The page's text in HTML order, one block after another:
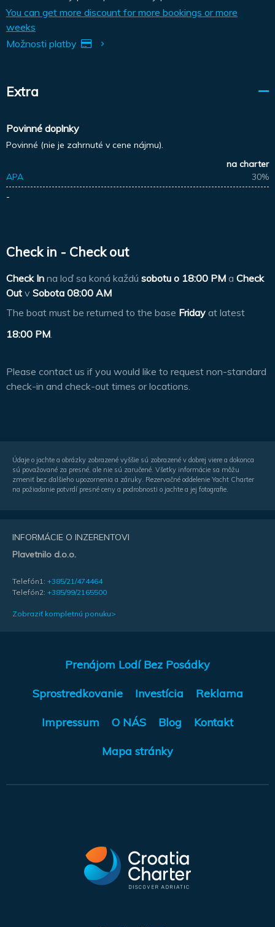
You can get more discount for more bookings or more
weeks
Možnosti platby
Extra
Povinné doplnky
Povinné (nie je zahrnuté v cene nájmu).
na charter
APA
30%
-
Check in - Check out
Check In na loď sa koná každú sobotu o 18:00 PM a Check
Out v Sobota 08:00 AM
The boat must be returned to the base Friday at latest
18:00 PM
Please contact us if you would like to request non-standard
check-in and check-out times or locations.
Údaje o jachte a obrázky zobrazené vyššie sú zobrazené v dobrej viere a dokonca
sú považované za presné, ale nie sú zaručené. Všetky informácie sa môžu
zmeniť bez ďalšieho upozornenia a záruky. Rezervačné oddelenie Yacht Charter
na požiadanie potvrdí presné ceny a podrobnosti o jachte a jej fotografie.
INFORMÁCIE O INZERENTOVI
Plavetnilo d.o.o.
Telefón1: +385/21/474464
Telefón2: +385/99/2165500
Zobraziť kompletnú ponuku>
Prenájom Lodí Bez Posádky
Sprostredkovanie Investícia Reklama
Impressum O NÁS Blog Kontakt
Mapa stránky